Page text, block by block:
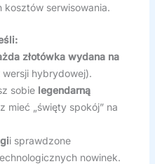
serwisowania.
złotówka wydana na
hybrydowej).
sobie legendarną
mieć „święty spokój” na
i sprawdzone
nowinek.